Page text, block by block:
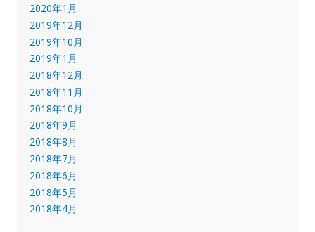
2020年1月
2019年12月
2019年10月
2019年1月
2018年12月
2018年11月
2018年10月
2018年9月
2018年8月
2018年7月
2018年6月
2018年5月
2018年4月